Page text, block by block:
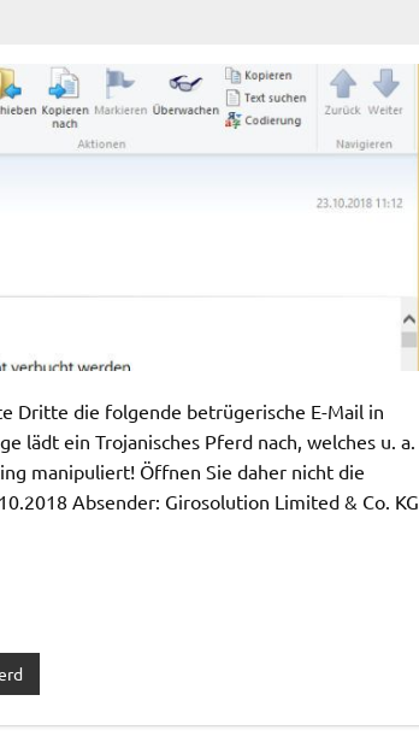
Dritte die folgende betrügerische E-Mail in
lädt ein Trojanisches Pferd nach, welches u. a.
manipuliert! Öffnen Sie daher nicht die
Absender: Girosolution Limited & Co. KG